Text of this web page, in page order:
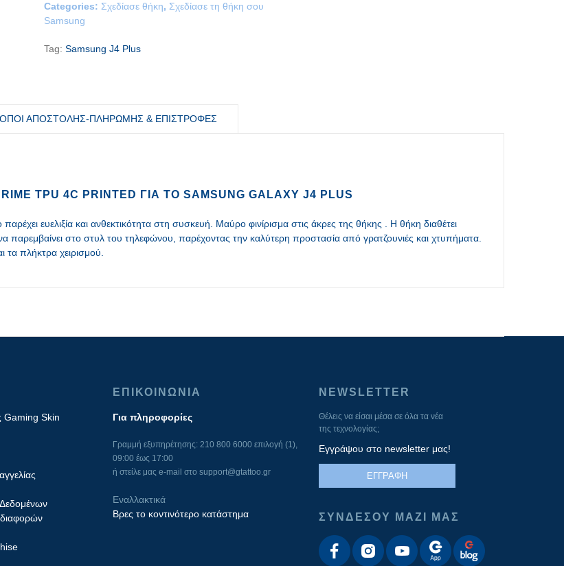
Categories: Σχεδίασε θήκη, Σχεδίασε τη θήκη σου
Samsung
Tag: Samsung J4 Plus
TPU 4C PRINTED ΓΙΑ ΤΟ SAMSUNG GALAXY J4 PLUS
ευελιξία και ανθεκτικότητα στη συσκευή. Μαύρο φινίρισμα στις άκρες της θήκης . Η θήκη διαθέτει
στο στυλ του τηλεφώνου, παρέχοντας την καλύτερη προστασία από γρατζουνιές και χτυπήματα.
τα πλήκτρα χειρισμού.
ΑΠΟΣΤΟΛΗΣ-ΠΛΗΡΩΜΗΣ & ΕΠΙΣΤΡΟΦΕΣ
Gaming Skin
ΕΠΙΚΟΙΝΩΝΙΑ
Για πληροφορίες
Γραμμή εξυπηρέτησης: 210 800 6000 επιλογή (1),
09:00 έως 17:00
ή στείλε μας e-mail στο support@gtattoo.gr
Εναλλακτικά
Βρες το κοντινότερο κατάστημα
NEWSLETTER
Θέλεις να είσαι μέσα σε όλα τα νέα
της τεχνολογίας;
Εγγράψου στο newsletter μας!
ΕΓΓΡΑΦΗ
ΣΥΝΔΕΣΟΥ ΜΑΖΙ ΜΑΣ